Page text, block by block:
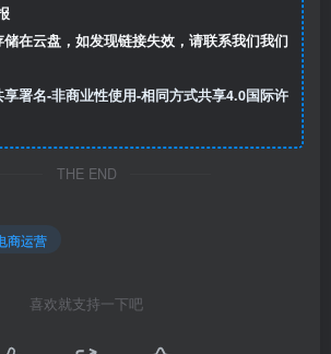
在云盘，如发现链接失效，请联系我们我们
享署名-非商业性使用-相同方式共享4.0国际许
THE END
商运营
喜欢就支持一下吧